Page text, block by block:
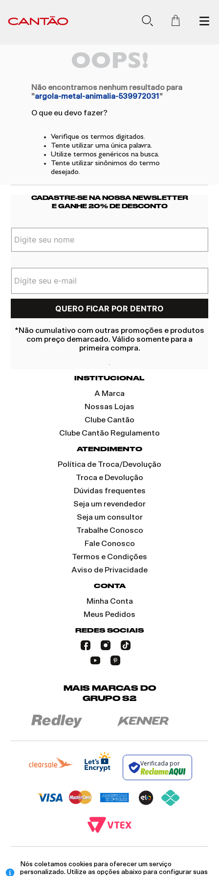
Nós coletamos cookies para oferecer um serviço
personalizado. Utilize as opções abaixo para configurar suas
OOPS!
Não encontramos nenhum resultado para
"argola-metal-animalia-539972031 "
O que eu devo fazer?
Verifique os termos digitados.
Tente utilizar uma única palavra.
Utilize termos genéricos na busca.
Tente utilizar sinônimos do termo
desejado.
CADASTRE-SE NA NOSSA NEWSLETTER
E GANHE 20% DE DESCONTO
*Não cumulativo com outras promoções e produtos
com preço demarcado. Válido somente para a
primeira compra.
INSTITUCIONAL
A Marca
Nossas Lojas
Clube Cantão
Clube Cantão Regulamento
ATENDIMENTO
Política de Troca/Devolução
Troca e Devolução
Dúvidas frequentes
Seja um revendedor
Seja um consultor
Trabalhe Conosco
Fale Conosco
Termos e Condições
Aviso de Privacidade
CONTA
Minha Conta
Meus Pedidos
REDES SOCIAIS
MAIS MARCAS DO
GRUPO S2
Verificada por
12.093.445/0002-23
RUA JUMECY RODRIGUES GOMES, 331 - ANEXO 2 - CENTRO - PIRAÍ - RIO DE